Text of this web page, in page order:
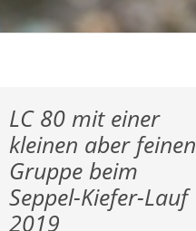
LC 80 mit einer
kleinen aber feinen
Gruppe beim
Seppel-Kiefer-Lauf
2019